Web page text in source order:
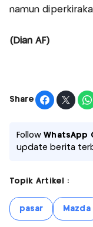
namun
(Dian AF)
Share
FollowWhatsApp
update berita
Topik Artikel :
pasar Mazda